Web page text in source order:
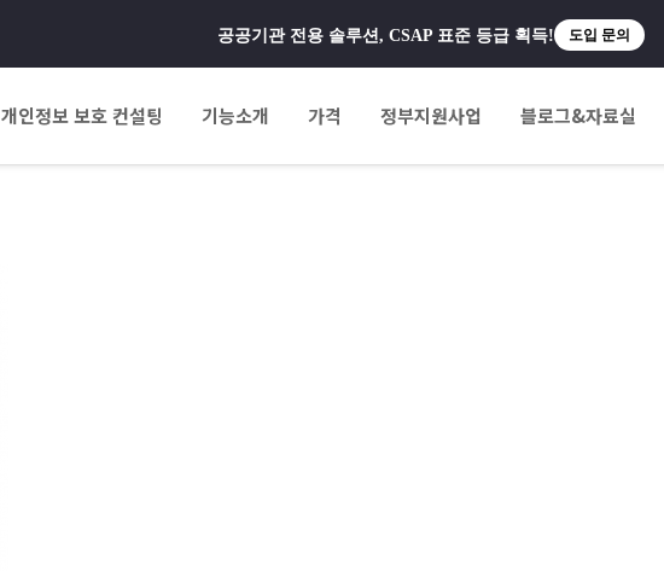
공공기관 전용 솔루션, CSAP 표준 등급 획득! 도입 문의
개인정보 보호 컨설팅 기능소개 가격 정부지원사업 블로그&자료실